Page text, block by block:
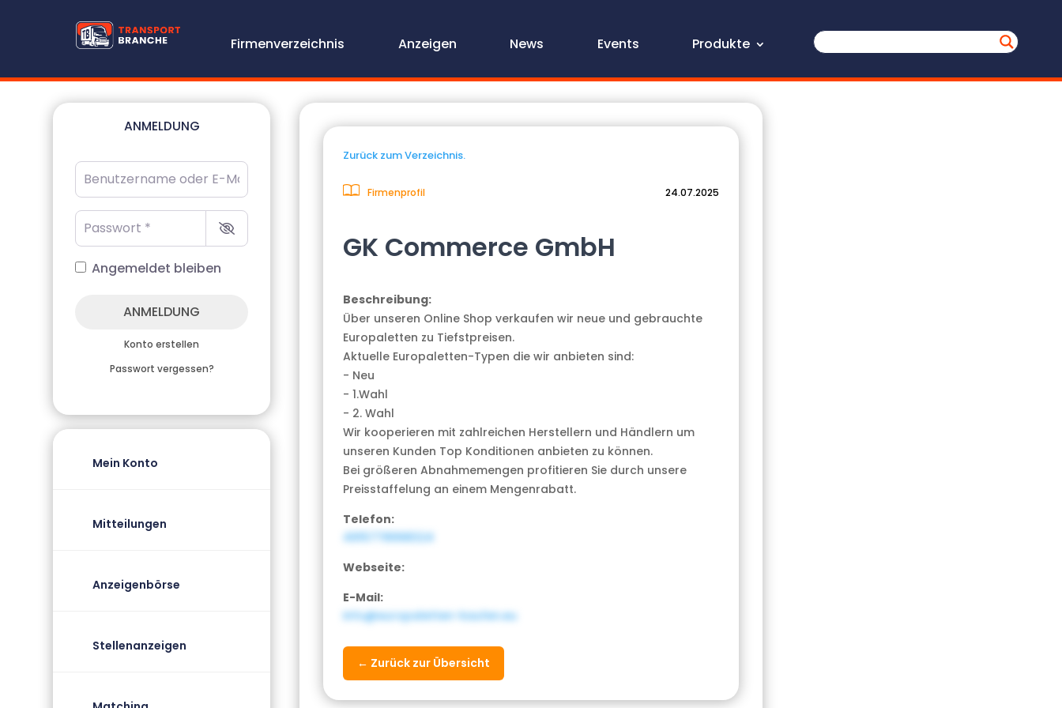
Firmenverzeichnis Anzeigen News Events Produkte
ANMELDUNG
Benutzername oder E-Mail-Adresse
Passwort
Angemeldet bleiben
ANMELDUNG
Konto erstellen
Passwort vergessen?
Mein Konto
Mitteilungen
Anzeigenbörse
Stellenanzeigen
Zurück zum Verzeichnis.
Firmenprofil 24.07.2025
GK Commerce GmbH
Beschreibung:
Über unseren Online Shop verkaufen wir neue und gebrauchte
Europaletten zu Tiefstpreisen.
Aktuelle Europaletten-Typen die wir anbieten sind:
- Neu
- 1.Wahl
- 2. Wahl
Wir kooperieren mit zahlreichen Herstellern und Händlern um
unseren Kunden Top Konditionen anbieten zu können.
Bei größeren Abnahmemengen profitieren Sie durch unsere
Preisstaffelung an einem Mengenrabatt.
Telefon:
4915778998324
Webseite:
E-Mail:
info@europaletten-kaufen.eu
← Zurück zur Übersicht